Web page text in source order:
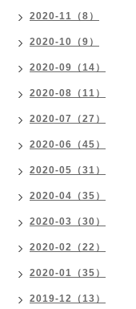
2020-11（8）
2020-10（9）
2020-09（14）
2020-08（11）
2020-07（27）
2020-06（45）
2020-05（31）
2020-04（35）
2020-03（30）
2020-02（22）
2020-01（35）
2019-12（13）